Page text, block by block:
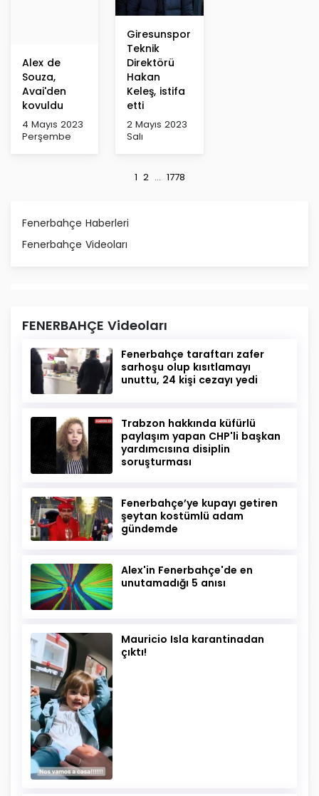
Alex de
Souza,
Avai'den
kovuldu
4 Mayıs 2023
Perşembe
Giresunspor
Teknik
Direktörü
Hakan
Keleş, istifa
etti
2 Mayıs 2023
Salı
1 2... 1778
Fenerbahçe Haberleri
Fenerbahçe Videoları
FENERBAHÇE Videoları
Fenerbahçe taraftarı zafer
sarhoşu olup kısıtlamayı
unuttu, 24 kişi cezayı yedi
Trabzon hakkında küfürlü
paylaşım yapan CHP'li başkan
yardımcısına disiplin
soruşturması
Fenerbahçe’ye kupayı getiren
şeytan kostümlü adam
gündemde
Alex'in Fenerbahçe'de en
unutamadığı 5 anısı
Mauricio Isla karantinadan
çıktı!